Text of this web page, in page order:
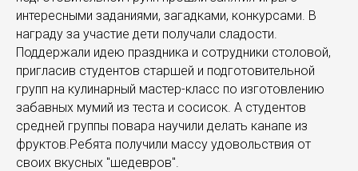
интересными заданиями, загадками, конкурсами. В
награду за участие дети получали сладости.
Поддержали идею праздника и сотрудники столовой,
пригласив студентов старшей и подготовительной
групп на кулинарный мастер-класс по изготовлению
забавных мумий из теста и сосисок. А студентов
средней группы повара научили делать канапе из
фруктов.Ребята получили массу удовольствия от
своих вкусных "шедевров".